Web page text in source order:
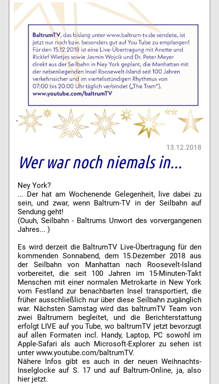
13.12.2018
Wer war noch niemals in...
Ney York?
... Der hat am Wochenende Gelegenheit, live dabei zu
sein, und zwar, wenn Baltrum-TV in der Seilbahn auf
Sendung geht!
(Ouuh, Seilbahn - Baltrums Unwort des vorvergangenen
Jahres... )
Es wird derzeit die BaltrumTV Live-Übertragung für den
kommenden Sonnabend, dem 15.Dezember 2018 aus
der Seilbahn von Manhattan nach Roosevelt-Island
vorbereitet, die seit 100 Jahren im 15-Minuten-Takt
Menschen mit einer normalen Metrokarte in New York
vom Festland zur benachbarten Insel transportiert, die
früher ausschließlich nur über diese Seilbahn zugänglich
war. Nächsten Samstag wird das baltrumTV Team von
zwei Baltrumern begleitet, und die Berichterstattung
erfolgt LIVE auf you Tube, wo baltrumTV jetzt bevorzugt
auf allen Formaten incl. Handy, Laptop, PC sowohl im
Apple-Safari als auch Microsoft-Explorer zu sehen ist
unter www.youtube.com/baltrumTV.
Nähere Infos gibt es auch in der neuen Weihnachts-
Inselglocke auf S. 17 und auf Baltrum-Online, ja, also
hier jetzt.